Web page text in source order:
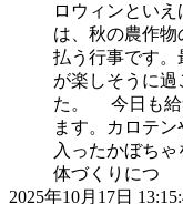
ロウィンとい
は、秋の農作
払う行事です。
が楽しそうに
た。 今日も給
ます。カロテ
入ったかぼち
体づくりにつ
2025年10月17日